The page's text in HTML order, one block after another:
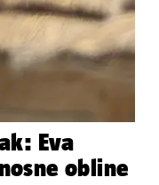
Eva
obline